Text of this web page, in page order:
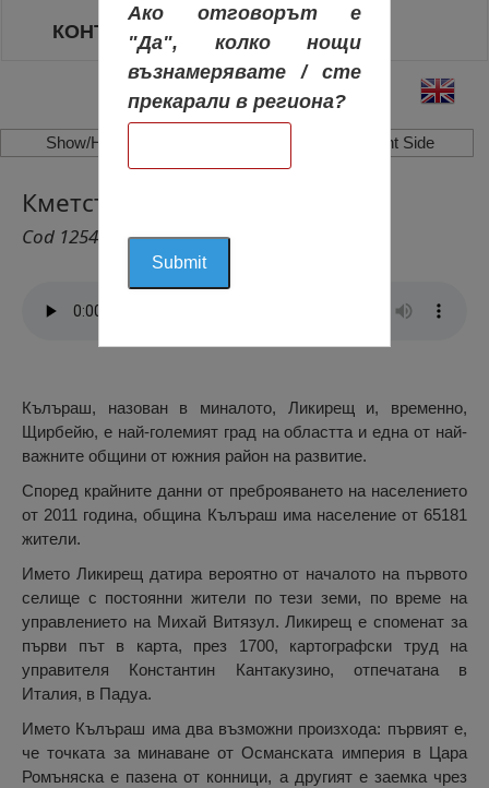
КОНТАКТИ
Show/Hide Left Side Show/Hide Right Side
Кметство Кълъраш, Кълъраш
Cod 1254
Кълъраш, назован в миналото, Ликирещ и, временно,
Щирбейю, е най-големият град на областта и една от най-
важните общини от южния район на развитие.
Според крайните данни от преброяването на населението
от 2011 година, община Кълъраш има население от 65181
жители.
Името Ликирещ датира вероятно от началото на първото
селище с постоянни жители по тези земи, по време на
управлението на Михай Витязул. Ликирещ е споменат за
първи път в карта, през 1700, картографски труд на
управителя Константин Кантакузино, отпечатана в
Италия, в Падуа.
Името Кълъраш има два възможни произхода: първият е,
че точката за минаване от Османската империя в Цара
Ромъняска е пазена от конници, а другият е заемка чрез
Ако отговорът е
"Да", колко нощи
възнамерявате / сте
прекарали в региона?